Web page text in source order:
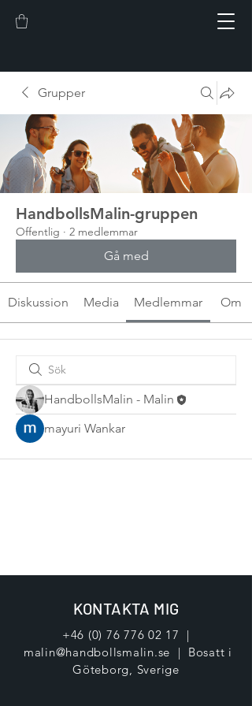
Grupper
HandbollsMalin-gruppen
Offentlig · 2 medlemmar
Gå med
Diskussion Media Medlemmar Om
HandbollsMalin - Malin
mayuri Wankar
KONTAKTA MIG
+46 (0) 76 776 02 17 |
malin@handbollsmalin.se | Bosatt i
Göteborg, Sverige